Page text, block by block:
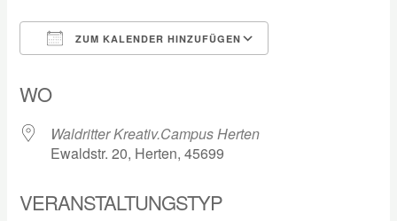
ZUM KALENDER HINZUFÜGEN
WO
Waldritter Kreativ.Campus Herten
Ewaldstr. 20, Herten, 45699
VERANSTALTUNGSTYP